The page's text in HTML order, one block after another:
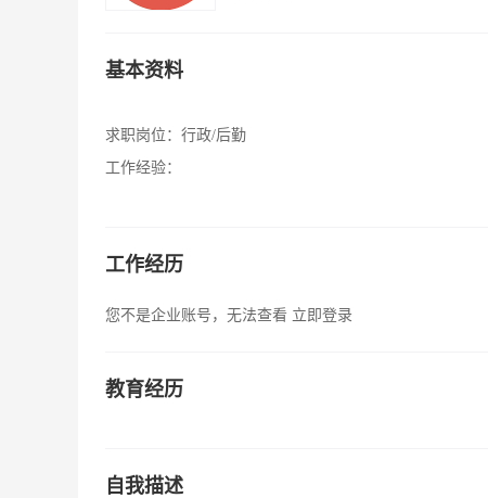
基本资料
求职岗位： 行政/后勤
工作经验：
工作经历
您不是企业账号，无法查看 立即登录
教育经历
自我描述